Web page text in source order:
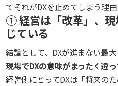
てそれがDXを止めてしまう理由
① 経営は「改革」、
じている
結論として、DXが進まない最大
現場でDXの意味がまったく違
経営側にとってDXは「将来の